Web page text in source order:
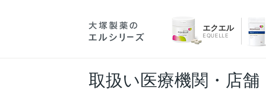
エクエル
EQUELLE
取扱い医療機関・店舗